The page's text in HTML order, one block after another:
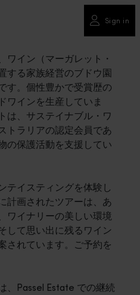
Sign in
ワイン（マーガレット・
する家族経営のブドウ園
す。個性豊かで受賞歴の
ワインを生産していま
は、サステイナブル・ワ
トラリアの認定会員であ
の保護活動を支援してい
テイスティングを体験し
計画されたツアーは、あ
ワイナリーの美しい環境
して思い出に残るワイン
されています。ご予約を
、Passel Estate での継続